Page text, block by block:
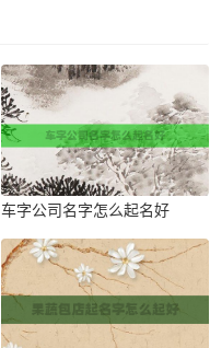
车字公司名字怎么起名好